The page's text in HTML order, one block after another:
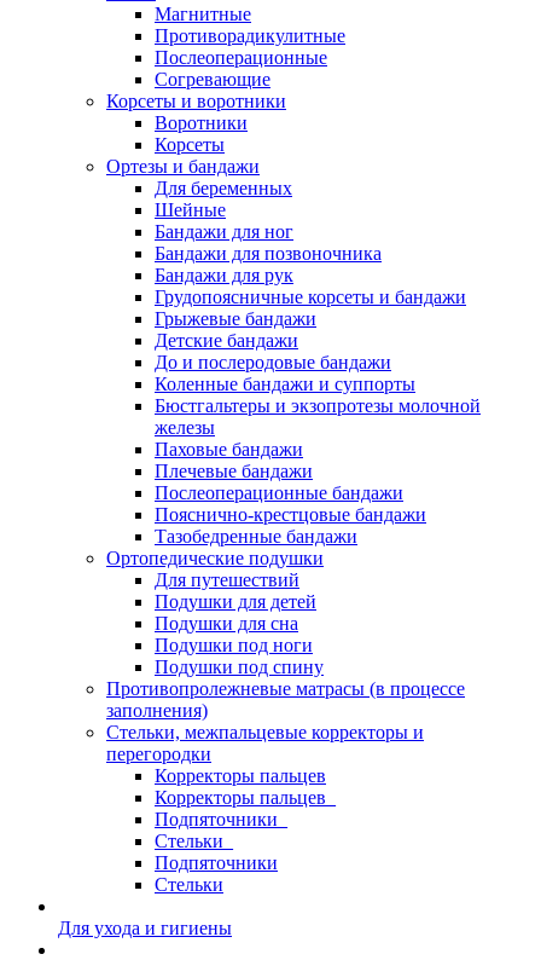
Магнитные
Противорадикулитные
Послеоперационные
Согревающие
Корсеты и воротники
Воротники
Корсеты
Ортезы и бандажи
Для беременных
Шейные
Бандажи для ног
Бандажи для позвоночника
Бандажи для рук
Грудопоясничные корсеты и бандажи
Грыжевые бандажи
Детские бандажи
До и послеродовые бандажи
Коленные бандажи и суппорты
Бюстгальтеры и экзопротезы молочной
железы
Паховые бандажи
Плечевые бандажи
Послеоперационные бандажи
Пояснично-крестцовые бандажи
Тазобедренные бандажи
Ортопедические подушки
Для путешествий
Подушки для детей
Подушки для сна
Подушки под ноги
Подушки под спину
Противопролежневые матрасы (в процессе
заполнения)
Стельки, межпальцевые корректоры и
перегородки
Корректоры пальцев
Корректоры пальцев_
Подпяточники_
Стельки_
Подпяточники
Стельки
Для ухода и гигиены